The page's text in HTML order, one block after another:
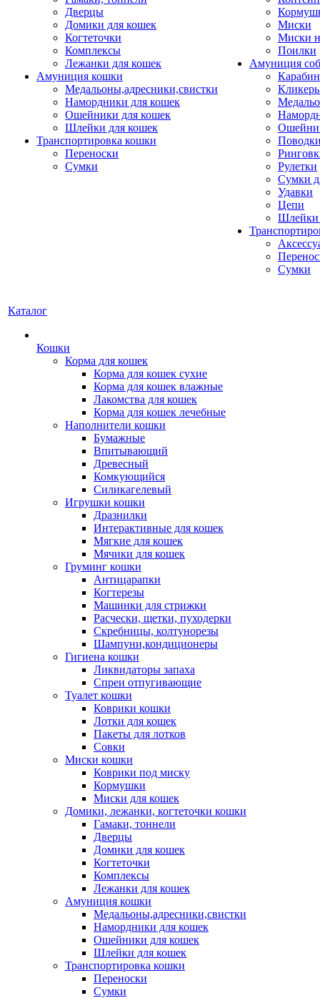
Дверцы
Домики для кошек
Когтеточки
Комплексы
Лежанки для кошек
Амуниция кошки
Медальоны,адресники,свистки
Намордники для кошек
Ошейники для кошек
Шлейки для кошек
Транспортировка кошки
Переноски
Сумки
Миски
Миски
Поилки
Амуниция
Рулетки
Сумки
Удавки
Цепи
Шлейки
Сумки
Каталог
Кошки
Корма для кошек
Корма для кошек сухие
Корма для кошек влажные
Лакомства для кошек
Корма для кошек лечебные
Наполнители кошки
Бумажные
Впитывающий
Древесный
Комкующийся
Силикагелевый
Игрушки кошки
Дразнилки
Интерактивные для кошек
Мягкие для кошек
Мячики для кошек
Груминг кошки
Антицарапки
Когтерезы
Машинки для стрижки
Расчески, щетки, пуходерки
Скребницы, колтунорезы
Шампуни,кондиционеры
Гигиена кошки
Ликвидаторы запаха
Спреи отпугивающие
Туалет кошки
Коврики кошки
Лотки для кошек
Пакеты для лотков
Совки
Миски кошки
Коврики под миску
Кормушки
Миски для кошек
Домики, лежанки, когтеточки кошки
Гамаки, тоннели
Дверцы
Домики для кошек
Когтеточки
Комплексы
Лежанки для кошек
Амуниция кошки
Медальоны,адресники,свистки
Намордники для кошек
Ошейники для кошек
Шлейки для кошек
Транспортировка кошки
Переноски
Сумки